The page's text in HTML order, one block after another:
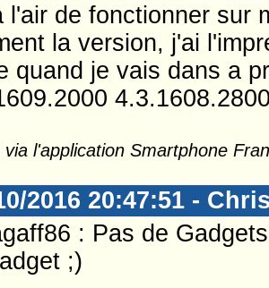
l'air de fonctionner sur
la version, j'ai
quand je vais dans a
via l'application Smartphone
2016 20:47:51 -
: Pas de
;)